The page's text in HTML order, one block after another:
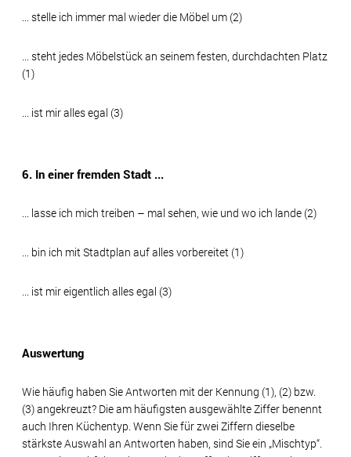
... stelle ich immer mal wieder die Möbel um (2)
... steht jedes Möbelstück an seinem festen, durchdachten Platz
(1)
... ist mir alles egal (3)
6. In einer fremden Stadt ...
... lasse ich mich treiben – mal sehen, wie und wo ich lande (2)
... bin ich mit Stadtplan auf alles vorbereitet (1)
... ist mir eigentlich alles egal (3)
Auswertung
Wie häufig haben Sie Antworten mit der Kennung (1), (2) bzw.
(3) angekreuzt? Die am häufigsten ausgewählte Ziffer benennt
auch Ihren Küchentyp. Wenn Sie für zwei Ziffern dieselbe
stärkste Auswahl an Antworten haben, sind Sie ein „Mischtyp“.